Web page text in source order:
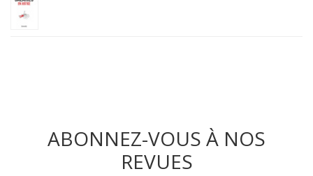
ABONNEZ-VOUS À NOS
REVUES